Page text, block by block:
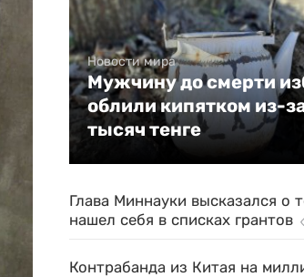
Новости мира
Мужчину до смерти
облили кипятком из-
тысяч тенге
Глава Миннауки высказался о
нашел себя в списках грантов
Контрабанда из Китая на